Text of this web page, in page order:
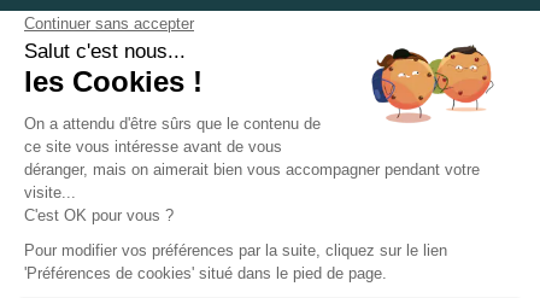
NOTRE SERVICE APRÈS VENTE
NOS PARTENAIRES OFFICIELS
INFORMATIONS ET CONDITIONS